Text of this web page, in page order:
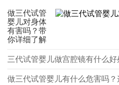
做三代试管
婴儿对身体
有害吗？带
你详细了解
三代试管婴儿做宫腔镜有什么
做三代试管婴儿有什么危害吗